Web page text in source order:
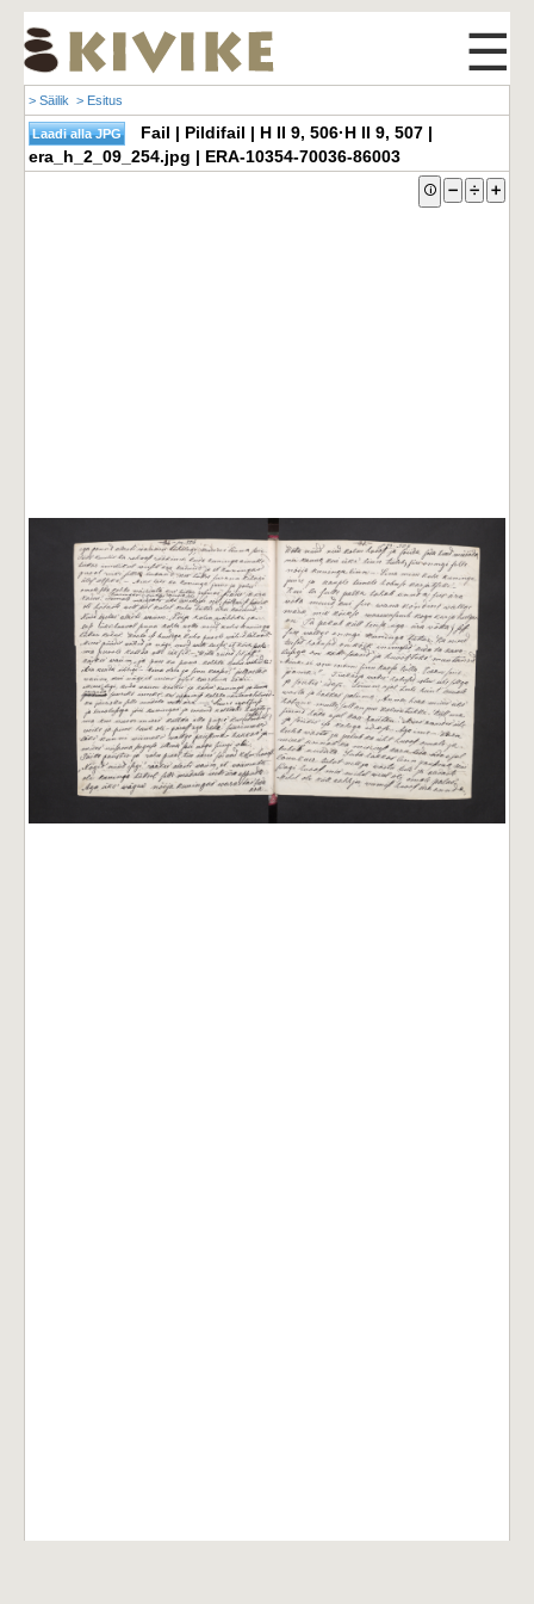
☰
> Säilik > Esitus
Fail | Pildifail | H II 9, 506·H II 9, 507 |
era_h_2_09_254.jpg | ERA-10354-70036-86003